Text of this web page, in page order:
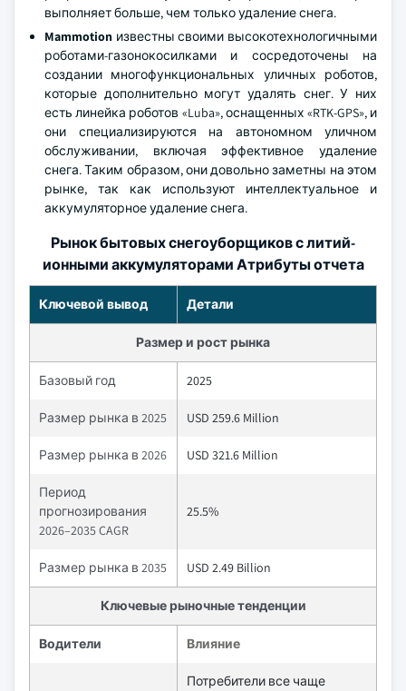
выполняет больше, чем только удаление снега.
Mammotion известны своими высокотехнологичными
роботами-газонокосилками и сосредоточены на
создании многофункциональных уличных роботов,
которые дополнительно могут удалять снег. У них
есть линейка роботов «Luba», оснащенных «RTK-GPS», и
они специализируются на автономном уличном
обслуживании, включая эффективное удаление
снега. Таким образом, они довольно заметны на этом
рынке, так как используют интеллектуальное и
аккумуляторное удаление снега.
Рынок бытовых снегоуборщиков с литий-
ионными аккумуляторами Атрибуты отчета
Ключевой вывод Детали
Размер и рост рынка
Базовый год 2025
Размер рынка в 2025 USD 259.6 Million
Размер рынка в 2026 USD 321.6 Million
Период
прогнозирования
2026–2035 CAGR
25.5%
Размер рынка в 2035 USD 2.49 Billion
Ключевые рыночные тенденции
Водители Влияние
Потребители все чаще